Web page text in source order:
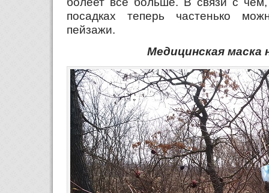
посадках теперь частенько
пейзажи.
Медицинская маска